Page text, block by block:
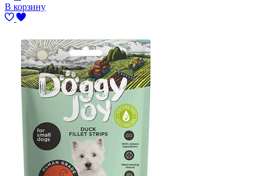
В корзину